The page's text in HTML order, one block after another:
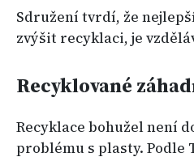
Sdružení tvrdí, že
zvýšit recyklaci, je
Recyklované
Recyklace bohužel není
problému s plasty. Podle